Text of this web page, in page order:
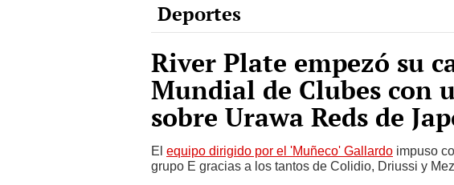
Deportes
River Plate empezó su
Mundial de Clubes con
sobre Urawa Reds de
El equipo dirigido por el 'Muñeco' Gallardo impuso
grupo E gracias a los tantos de Colidio, Driussi y